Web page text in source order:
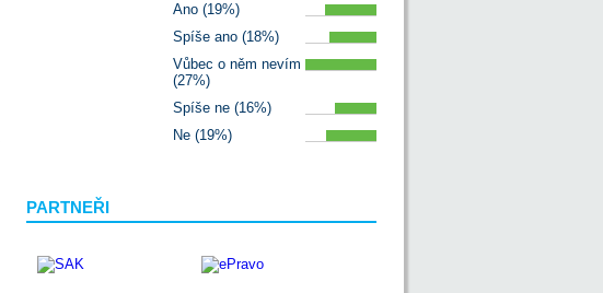
Ano (19%)
Spíše ano (18%)
Vůbec o něm nevím
(27%)
Spíše ne (16%)
Ne (19%)
PARTNEŘI